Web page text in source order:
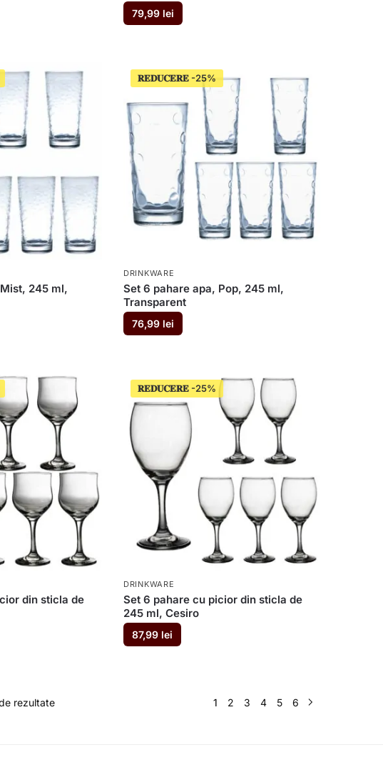
79,99 lei
245 ml,
𝐑𝐄𝐃𝐔𝐂𝐄𝐑𝐄
DRINKWARE
Set 6 pahare apa, Pop, 245 ml,
Transparent
76,99 lei
din sticla de
𝐑𝐄𝐃𝐔𝐂𝐄𝐑𝐄
DRINKWARE
Set 6 pahare cu picior din sticla de
245 ml, Cesiro
87,99 lei
rezultate 1 2 3 4 5 6